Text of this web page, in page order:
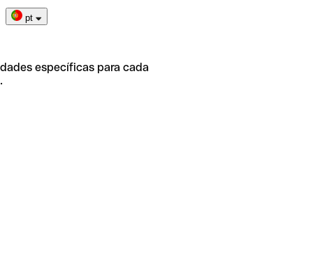
pt
específicas para cada